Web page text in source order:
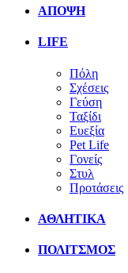
ΑΠΟΨΗ
LIFE
Πόλη
Σχέσεις
Γεύση
Ταξίδι
Ευεξία
Pet Life
Γονείς
Στυλ
Προτάσεις
ΑΘΛΗΤΙΚΑ
ΠΟΛΙΤΣΜΟΣ